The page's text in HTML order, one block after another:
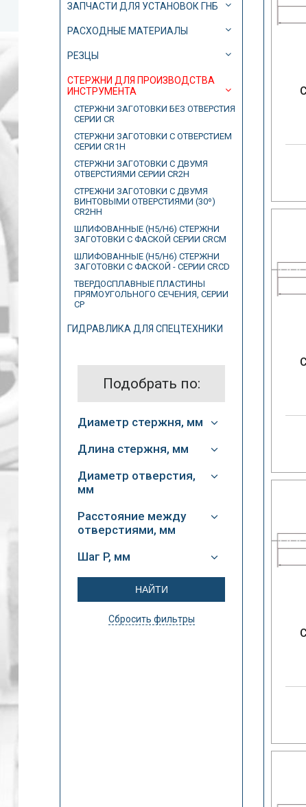
ЗАПЧАСТИ ДЛЯ УСТАНОВОК ГНБ
РАСХОДНЫЕ МАТЕРИАЛЫ
РЕЗЦЫ
СТЕРЖНИ ДЛЯ ПРОИЗВОДСТВА
ИНСТРУМЕНТА
СТЕРЖНИ ЗАГОТОВКИ БЕЗ ОТВЕРСТИЯ
СЕРИИ CR
СТЕРЖНИ ЗАГОТОВКИ С ОТВЕРСТИЕМ
СЕРИИ CR1H
СТЕРЖНИ ЗАГОТОВКИ С ДВУМЯ
ОТВЕРСТИЯМИ СЕРИИ CR2H
СТРЕЖНИ ЗАГОТОВКИ С ДВУМЯ
ВИНТОВЫМИ ОТВЕРСТИЯМИ (30º)
CR2HH
ШЛИФОВАННЫЕ (H5/H6) СТЕРЖНИ
ЗАГОТОВКИ С ФАСКОЙ СЕРИИ CRCM
ШЛИФОВАННЫЕ (H5/H6) СТЕРЖНИ
ЗАГОТОВКИ С ФАСКОЙ - СЕРИИ CRCD
ТВЕРДОСПЛАВНЫЕ ПЛАСТИНЫ
ПРЯМОУГОЛЬНОГО СЕЧЕНИЯ, СЕРИИ
CP
ГИДРАВЛИКА ДЛЯ СПЕЦТЕХНИКИ
Подобрать по:
Диаметр стержня, мм
Длина стержня, мм
Диаметр отверстия,
мм
Расстояние между
отверстиями, мм
Шаг P, мм
Сбросить фильтры